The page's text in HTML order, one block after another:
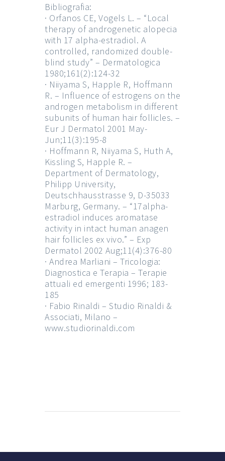
Bibliografia:
· Orfanos CE, Vogels L. – “Local
therapy of androgenetic alopecia
with 17 alpha-estradiol. A
controlled, randomized double-
blind study” – Dermatologica
1980;161(2):124-32
· Niiyama S, Happle R, Hoffmann
R. – Influence of estrogens on the
androgen metabolism in different
subunits of human hair follicles. –
Eur J Dermatol 2001 May-
Jun;11(3):195-8
· Hoffmann R, Niiyama S, Huth A,
Kissling S, Happle R. –
Department of Dermatology,
Philipp University,
Deutschhausstrasse 9, D-35033
Marburg, Germany. – “17alpha-
estradiol induces aromatase
activity in intact human anagen
hair follicles ex vivo.” – Exp
Dermatol 2002 Aug;11(4):376-80
· Andrea Marliani – Tricologia:
Diagnostica e Terapia – Terapie
attuali ed emergenti 1996; 183-
185
· Fabio Rinaldi – Studio Rinaldi &
Associati, Milano –
www.studiorinaldi.com